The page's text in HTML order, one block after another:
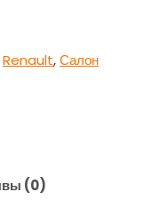
Renault,Салон
(0)